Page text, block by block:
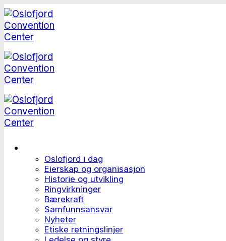
Skip
to
content
Oslofjord i dag
Eierskap og organisasjon
Historie og utvikling
Ringvirkninger
Bærekraft
Samfunnsansvar
Nyheter
Etiske retningslinjer